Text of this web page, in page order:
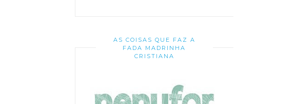
AS COISAS QUE FAZ A
FADA MADRINHA
CRISTIANA